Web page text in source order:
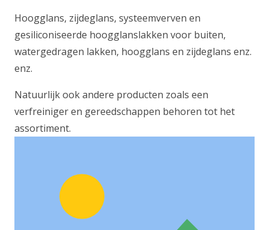
Hoogglans, zijdeglans, systeemverven en
gesiliconiseerde hoogglanslakken voor buiten,
watergedragen lakken, hoogglans en zijdeglans enz.
enz.
Natuurlijk ook andere producten zoals een
verfreiniger en gereedschappen behoren tot het
assortiment.